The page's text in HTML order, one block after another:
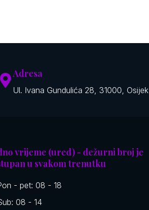
Adresa
Ul. Ivana Gundulića 28, 31000, Osijek
vrijeme (ured) - dežurni broj je
u svakom trenutku
- pet: 08 - 18
08 - 14